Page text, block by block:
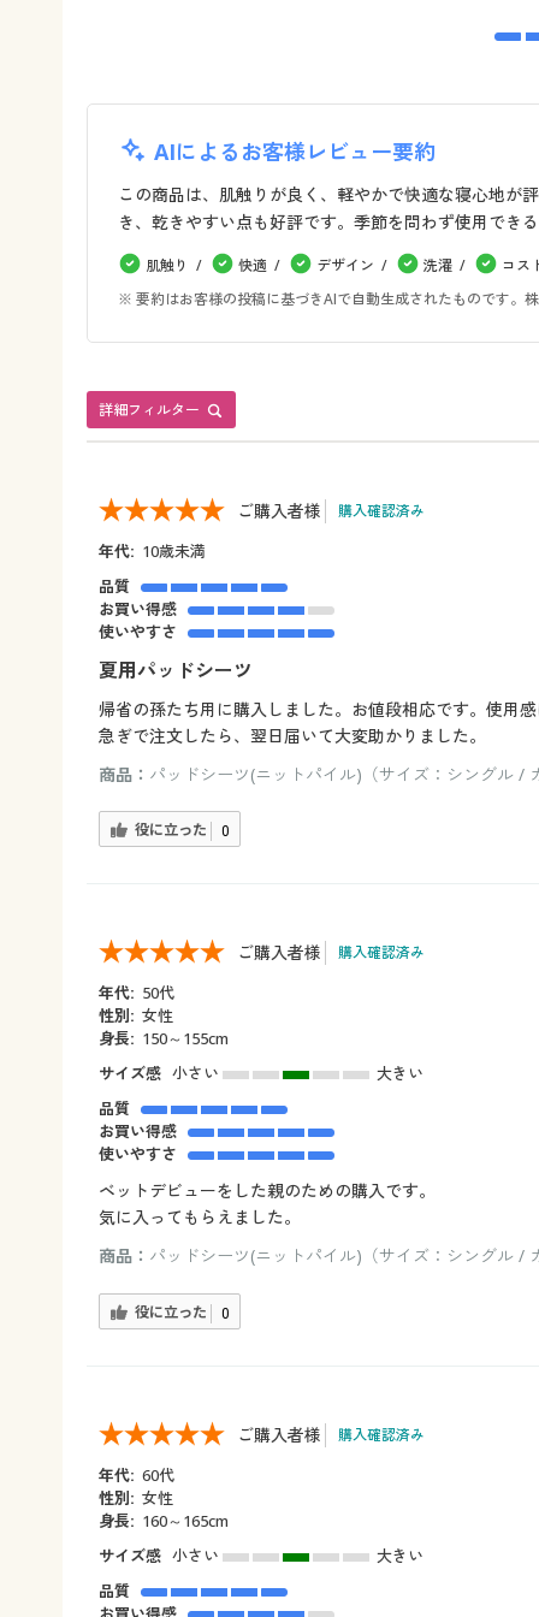
AIによるお客様レビュー要約
この商品は、肌触りが良く、軽やかで快適な寝心地が
き、乾きやすい点も好評です。季節を問わず使用できる
肌触り 快適 デザイン 洗濯
コス
※ 要約はお客様の投稿に基づきAIで自動生成されたものです。
詳細フィルター
ご購入者様 購入確認済み
年代: 10歳未満
品質
お買い得感
使いやすさ
夏用パッドシーツ
帰省の孫たち用に購入しました。お値段相応です。使用感
急ぎで注文したら、翌日届いて大変助かりました。
商品： パッドシーツ(ニットパイル)（サイズ：シングル /
役に立った 0
ご購入者様 購入確認済み
年代: 50代
性別: 女性
身長: 150～155cm
サイズ感 小さい
大きい
品質
お買い得感
使いやすさ
ベットデビューをした親のための購入です。
気に入ってもらえました。
商品： パッドシーツ(ニットパイル)（サイズ：シングル /
役に立った 0
ご購入者様 購入確認済み
年代: 60代
性別: 女性
身長: 160～165cm
サイズ感 小さい
大きい
品質